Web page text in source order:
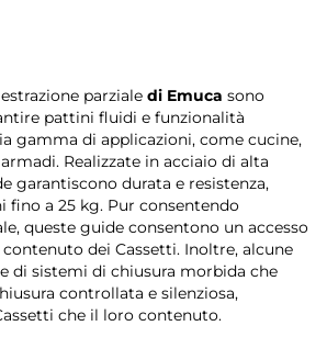
parziale di Emuca sono
pattini fluidi e funzionalità
gamma di applicazioni, come cucine,
Realizzate in acciaio di alta
garantiscono durata e resistenza,
fino a 25 kg. Pur consentendo
queste guide consentono un accesso
dei Cassetti. Inoltre, alcune
di sistemi di chiusura morbida che
controllata e silenziosa,
che il loro contenuto.